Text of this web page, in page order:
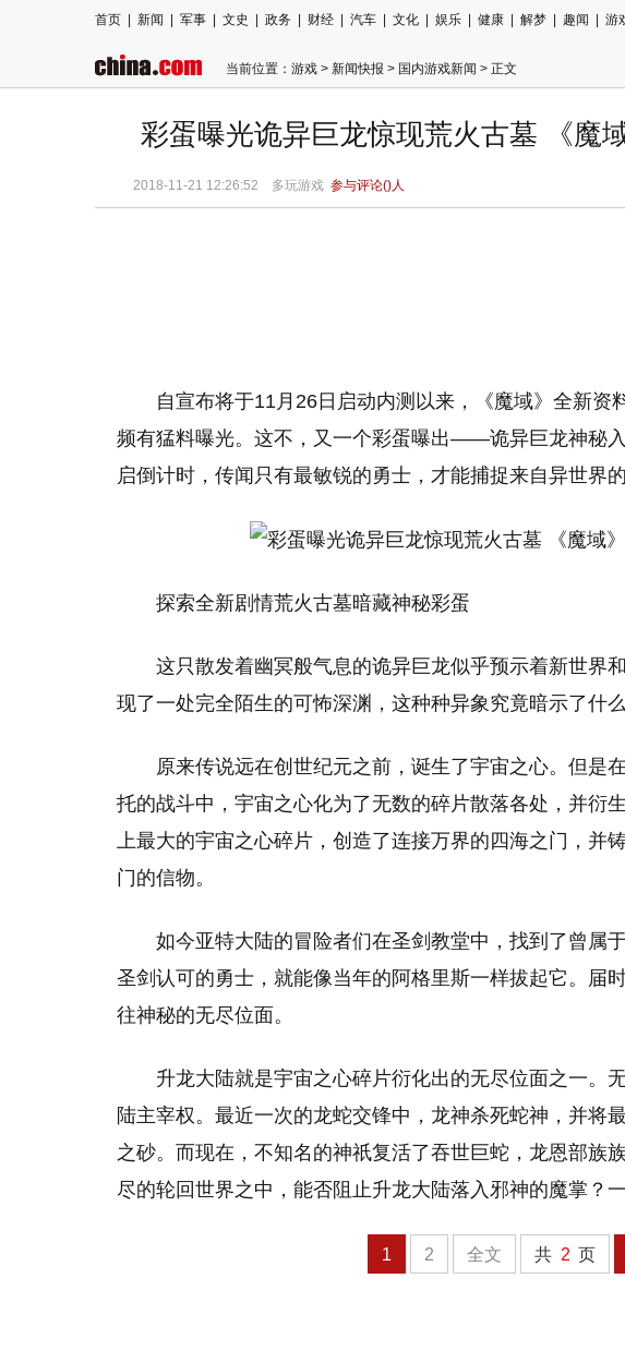
首页 新闻 军事 文史 政务 财经 汽车 文化 娱乐 健康 解梦 趣闻 游
当前位置： 游戏 > 新闻快报 > 国内游戏新闻 > 正文
彩蛋曝光诡异巨龙惊现荒火古墓 《魔
2018-11-21 12:26:52 多玩游戏 参与评论()人
自宣布将于11月26日启动内测以来，《魔域》全新资
频有猛料曝光。这不，又一个彩蛋曝出——诡异巨龙神秘
启倒计时，传闻只有最敏锐的勇士，才能捕捉来自异世界的
探索全新剧情荒火古墓暗藏神秘彩蛋
这只散发着幽冥般气息的诡异巨龙似乎预示着新世界
现了一处完全陌生的可怖深渊，这种种异象究竟暗示了什
原来传说远在创世纪元之前，诞生了宇宙之心。但是
托的战斗中，宇宙之心化为了无数的碎片散落各处，并衍
上最大的宇宙之心碎片，创造了连接万界的四海之门，并
门的信物。
如今亚特大陆的冒险者们在圣剑教堂中，找到了曾属
圣剑认可的勇士，就能像当年的阿格里斯一样拔起它。届
往神秘的无尽位面。
升龙大陆就是宇宙之心碎片衍化出的无尽位面之一。
陆主宰权。最近一次的龙蛇交锋中，龙神杀死蛇神，并
之砂。而现在，不知名的神祇复活了吞世巨蛇，龙恩部族
尽的轮回世界之中，能否阻止升龙大陆落入邪神的魔掌？
1 2 全文 共 2 页